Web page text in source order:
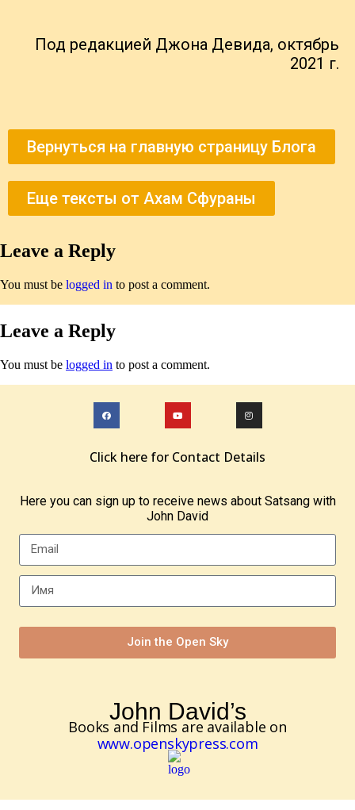
Под редакцией Джона Девида, октябрь
2021 г.
Вернуться на главную страницу Блога
Еще тексты от Ахам Сфураны
Leave a Reply
You must be logged in to post a comment.
Leave a Reply
You must be logged in to post a comment.
Click here for Contact Details
Here you can sign up to receive news about Satsang with
John David
Join the Open Sky
John David’s
Books and Films are available on
www.openskypress.com